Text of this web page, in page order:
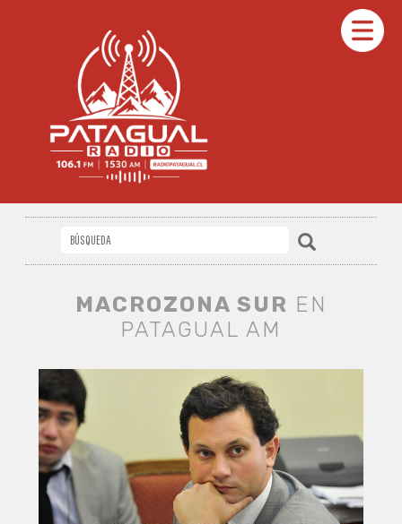
MACROZONA SUR EN
PATAGUAL AM